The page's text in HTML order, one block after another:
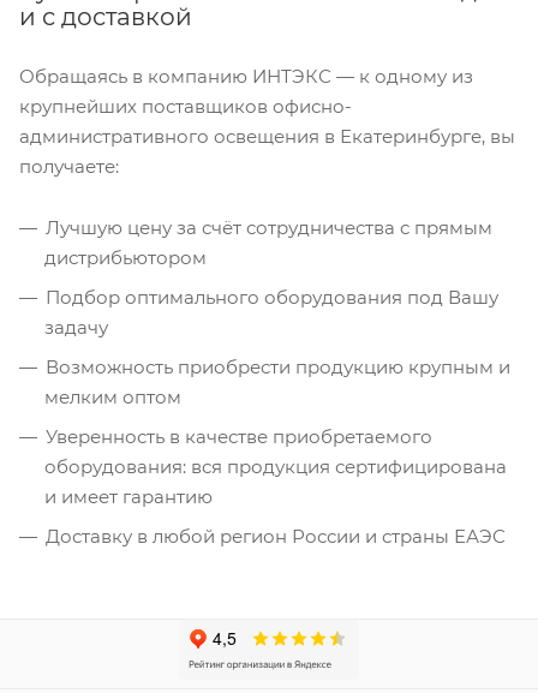
и с доставкой
Обращаясь в компанию ИНТЭКС — к одному из
крупнейших поставщиков офисно-
административного освещения в Екатеринбурге, вы
получаете:
Лучшую цену за счёт сотрудничества с прямым
дистрибьютором
Подбор оптимального оборудования под Вашу
задачу
Возможность приобрести продукцию крупным и
мелким оптом
Уверенность в качестве приобретаемого
оборудования: вся продукция сертифицирована
и имеет гарантию
Доставку в любой регион России и страны ЕАЭС